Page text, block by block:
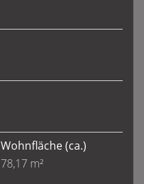
Wohnfläche(ca.)
78,17 m²